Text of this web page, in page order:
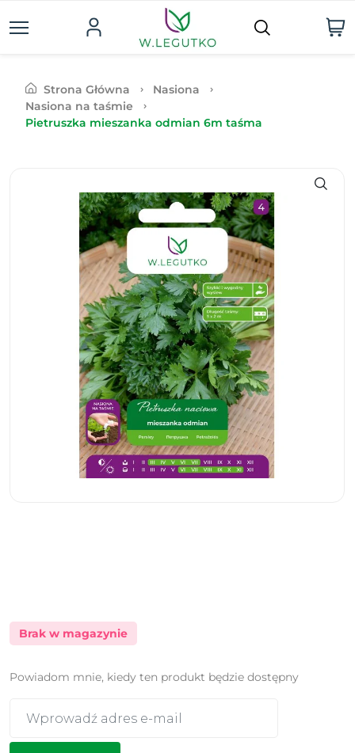
Strona Główna
Nasiona
Nasiona na taśmie
Pietruszka mieszanka odmian 6m taśma
Brak w magazynie
Powiadom mnie, kiedy ten produkt będzie dostępny